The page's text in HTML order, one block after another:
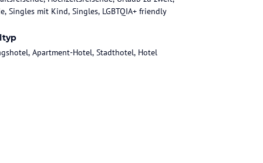
Singles mit Kind, Singles, LGBTQIA+ friendly
Apartment-Hotel, Stadthotel, Hotel